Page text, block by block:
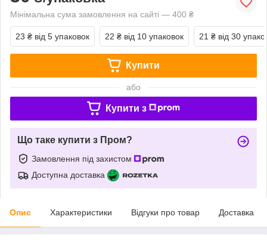
Мінімальна сума замовлення на сайті — 400 ₴
23 ₴ від 5 упаковок 22 ₴ від 10 упаковок 21 ₴ від 30
Купити
або
Купити з
Що таке купити з Пром?
Замовлення під захистом
Доступна доставка
Опис Характеристики Відгуки про товар Доставка